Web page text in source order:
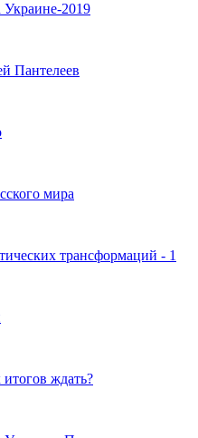
2019
Пантелеев
мира
трансформаций - 1
ждать?